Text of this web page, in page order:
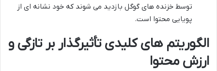
توسط خزنده های گوگل بازدید می شوند که خود نشانه ای از
پویایی محتوا است.
الگوریتم های کلیدی تأثیرگذار بر تازگی و
ارزش محتوا